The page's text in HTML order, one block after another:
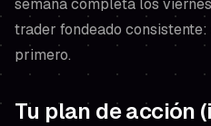
semana completa los
trader fondeado
primero.
Tu plan de acción